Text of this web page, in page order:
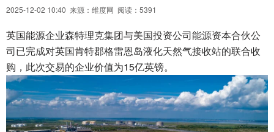
2025-12-02 10:40 来源：维度网 阅读： 5391
英国能源企业森特理克集团与美国投资公司能源资本合伙公
司已完成对英国肯特郡格雷恩岛液化天然气接收站的联合收
购，此次交易的企业价值为15亿英镑。